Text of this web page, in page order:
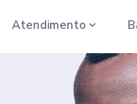
Atendimento